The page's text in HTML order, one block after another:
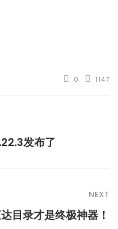
0 1147
发布了
NEXT
目录才是终极神器！